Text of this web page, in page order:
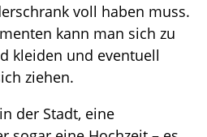
voll haben muss.
kann man sich zu
kleiden und eventuell
ziehen.
der Stadt, eine